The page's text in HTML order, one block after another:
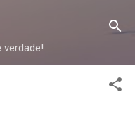
principal
verdade!